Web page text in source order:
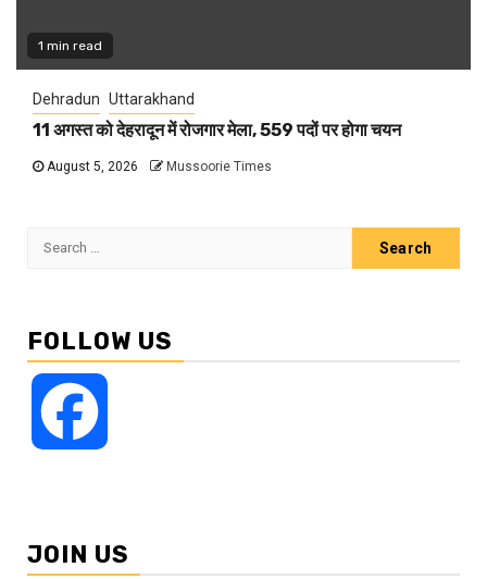
1 min read
Dehradun Uttarakhand
11 अगस्त को देहरादून में रोजगार मेला, 559 पदों पर होगा चयन
August 5, 2026 Mussoorie Times
Search
FOLLOW US
JOIN US